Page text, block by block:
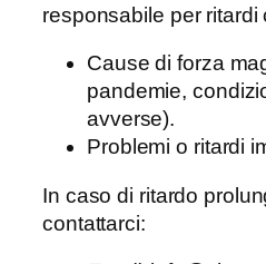
responsabile per ritardi
Cause di forza
pandemie,
avverse).
Problemi o ritardi
In caso di ritardo
contattarci: